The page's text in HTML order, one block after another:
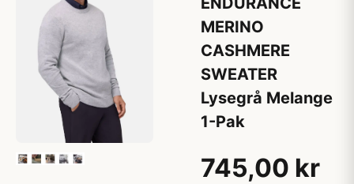
MERINO
CASHMERE
SWEATER
Lysegrå Melange
1-Pak
745,00 kr